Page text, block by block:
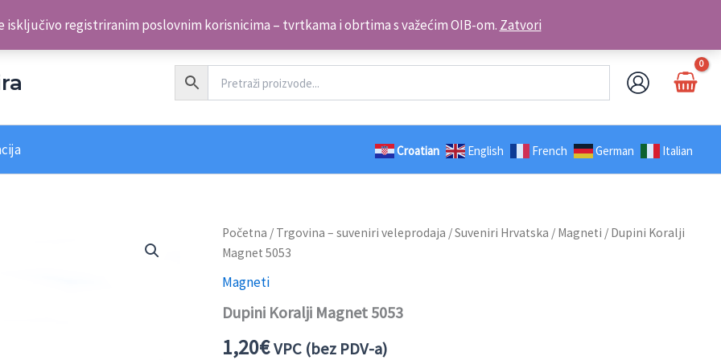
isključivo registriranim poslovnim korisnicima – tvrtkama i obrtima s važećim OIB-om. ZatvoriKontakt telefon: +385 98 179 3891
Croatian English French German Italian
Početna / Trgovina – suveniri veleprodaja /Suveniri Hrvatska / Magneti / Dupini Koralji
Magnet 5053
Magneti
Dupini Koralji Magnet 5053
1,20€VPC (bez PDV-a)
Dupini
Koralji
Magnet
5053
količina